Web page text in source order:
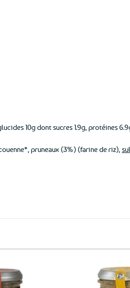
10g dont sucres 1.9g, protéines
pruneaux (3%) (farine de riz),